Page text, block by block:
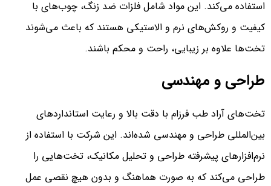
استفاده می‌کند. این مواد شامل فلزات ضد زنگ، چوب‌های با
کیفیت و روکش‌های نرم و الاستیکی هستند که باعث می‌شوند
تخت‌ها علاوه بر زیبایی، راحت و محکم باشند.
طراحی و مهندسی
تخت‌های آراد طب فرزام با دقت بالا و رعایت استانداردهای
بین‌المللی طراحی و مهندسی شده‌اند. این شرکت با استفاده از
نرم‌افزارهای پیشرفته طراحی و تحلیل مکانیک، تخت‌هایی را
طراحی می‌کند که به صورت هماهنگ و بدون هیچ نقصی عمل